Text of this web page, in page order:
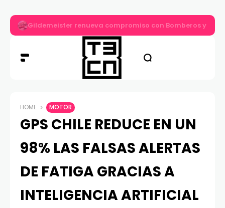
Gildemeister renueva compromiso con Bomberos y
HOME MOTOR
GPS CHILE REDUCE EN UN
98% LAS FALSAS ALERTAS
DE FATIGA GRACIAS A
INTELIGENCIA ARTIFICIAL